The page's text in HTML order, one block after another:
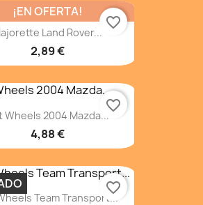
Land Rover...
2,89 €
¡EN OFERTA!
favorite_border
Wheels 2004 Mazda...
4,88 €
favorite_border
Team Transport...
favorite_border